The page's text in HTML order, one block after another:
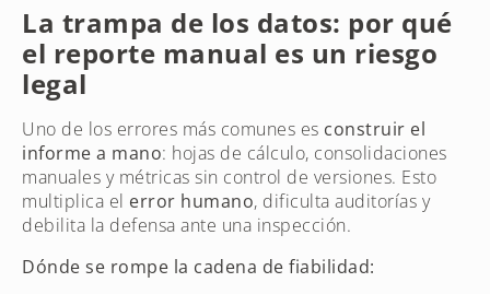
La trampa de los datos: por qué
el reporte manual es un riesgo
legal
Uno de los errores más comunes es construir el
informe a mano: hojas de cálculo, consolidaciones
manuales y métricas sin control de versiones. Esto
multiplica el error humano, dificulta auditorías y
debilita la defensa ante una inspección.
Dónde se rompe la cadena de fiabilidad: